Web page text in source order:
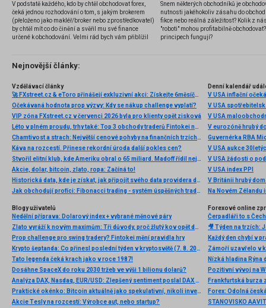
V podstatě každého, kdo by chtěl obchodovat forex,
čeká jednou rozhodování o tom, s jakým brokerem
(přeloženo jako makléř/broker nebo zprostředkovatel)
by chtěl mít co do činění a svěřil mu své finance
určené k obchodování. Velmi rád bych vám přiblížil
několik příkladů nejznámějších z nich.
Snem některých obchodníků je
nutnosti jakéhokoliv zásahu do
fikce nebo reálná záležitost? Kolik z
"roboti" mohou profitabilně
principech fungují?
Nejnovější články:
Vzdělávací články
🚀 FXstreet.cz & eToro přinášejí exkluzivní akci: Získejte 6měsíční členství ve VIP zóně ZDARMA
Očekávaná hodnota prop výzvy: Kdy se nákup challenge vyplatí?
VIP zóna FXstreet.cz v červenci 2026 byla pro klienty opět zisková
Léto v plném proudu, trhy také: Top 3 obchody traderů Fintokei na indexech a zlatě
Chamtivost a strach: Největší cenové pohyby na finančních trzích (červenec 2026)
Káva na rozcestí. Přinese rekordní úroda další pokles cen?
Stvořil elitní klub, kde Ameriku obral o 65 miliard. Madoff řídil největší Ponzi dějin
Akcie, dolar, bitcoin, zlato, ropa: Začíná to!
Historická data, kde je získat, jak připojit svého data providera do MultiCharts a proč je budeme potřebovat? (4. díl)
Jak obchodují profíci: Fibonacci trading - systém úspěšných traderů
Denní kalendář
V USA inflační
V USA
V USA
V eurozóně hrubý
Guvernérka RBA
V USA aukce
V USA žádosti o
V USA index PPI
V Británii hrubý
Na Novém Zélandu
Blogy uživatelů
Nedělní příprava: Dolarový index + vybrané měnové páry
Zlato vyráží k novým maximům: Tři důvody, proč žlutý kov opět dominuje
Prop challenge pro swing tradery? Fintokei mění pravidla hry
Krypto šeptanda: Co přinesl poslední týden v kryptosvětě (7. 8. 2026)
Tato legenda čeká krach jako v roce 1987!
Dosáhne SpaceX do roku 2030 tržeb ve výši 1 bilionu dolarů?
Analýza DAX, Nasdaq, EUR/USD: Zlepšený sentiment poslal DAX na nová maxima
Praktické okénko: Bitcoin aktuálně jako spekulativní, nikoli investiční aktivum
Akcie Tesly na rozcestí: Výrobce aut, nebo startup?
Forexové online
Nízká hladina
Pozitivní vývoj na
Frankfurtská burza